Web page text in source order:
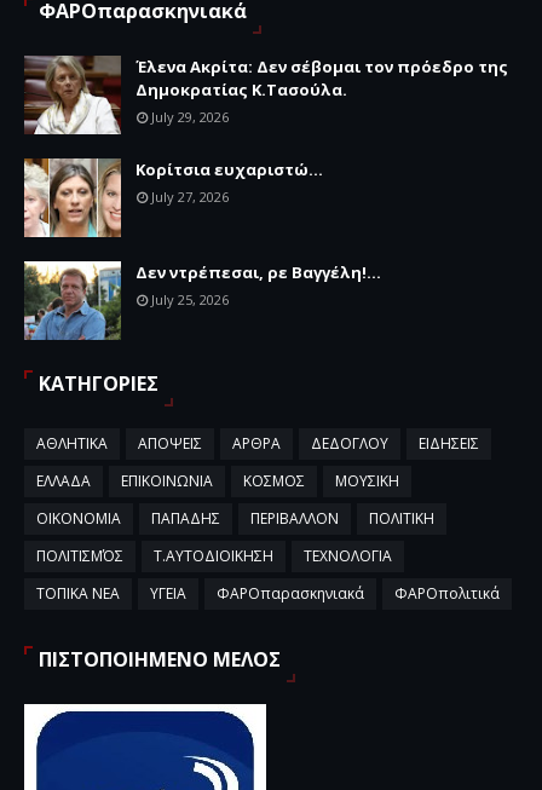
ΦΑΡΟπαρασκηνιακά
Έλενα Ακρίτα: Δεν σέβομαι τον πρόεδρο της
Δημοκρατίας Κ.Τασούλα.
July 29, 2026
Κορίτσια ευχαριστώ...
July 27, 2026
Δεν ντρέπεσαι, ρε Βαγγέλη!...
July 25, 2026
ΚΑΤΗΓΟΡΙΕΣ
ΑΘΛΗΤΙΚΑ ΑΠΟΨΕΙΣ ΑΡΘΡΑ ΔΕΔΟΓΛΟΥ
ΕΙΔΗΣΕΙΣ
ΕΛΛΑΔΑ
ΕΠΙΚΟΙΝΩΝΙΑ ΚΟΣΜΟΣ
ΜΟΥΣΙΚΗ
ΟΙΚΟΝΟΜΙΑ
ΠΑΠΑΔΗΣ ΠΕΡΙΒΑΛΛΟΝ
ΠΟΛΙΤΙΚΗ
ΠΟΛΙΤΙΣΜΌΣ
Τ.ΑΥΤΟΔΙΟΙΚΗΣΗ
ΤΕΧΝΟΛΟΓΙΑ
ΤΟΠΙΚΑ ΝΕΑ
ΥΓΕΙΑ ΦΑΡΟπαρασκηνιακά ΦΑΡΟπολιτικά
ΠΙΣΤΟΠΟΙΗΜΕΝΟ ΜΕΛΟΣ